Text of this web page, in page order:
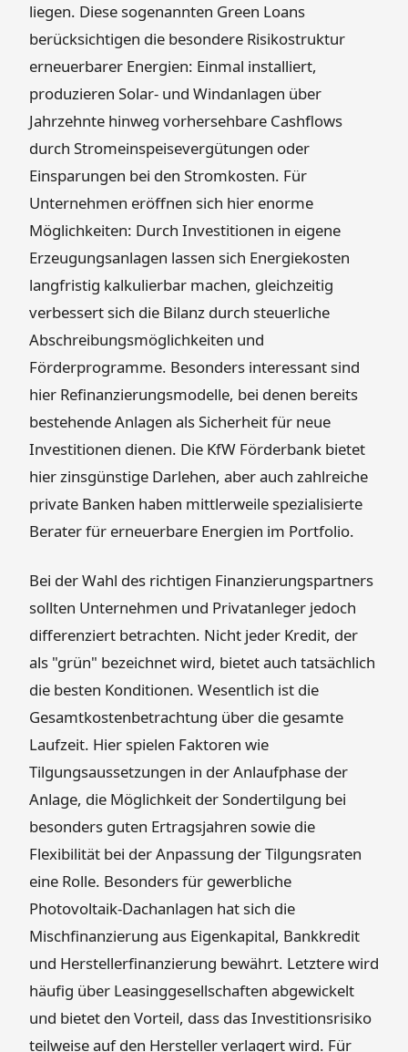
liegen. Diese sogenannten Green Loans
berücksichtigen die besondere Risikostruktur
erneuerbarer Energien: Einmal installiert,
produzieren Solar- und Windanlagen über
Jahrzehnte hinweg vorhersehbare Cashflows
durch Stromeinspeisevergütungen oder
Einsparungen bei den Stromkosten. Für
Unternehmen eröffnen sich hier enorme
Möglichkeiten: Durch Investitionen in eigene
Erzeugungsanlagen lassen sich Energiekosten
langfristig kalkulierbar machen, gleichzeitig
verbessert sich die Bilanz durch steuerliche
Abschreibungsmöglichkeiten und
Förderprogramme. Besonders interessant sind
hier Refinanzierungsmodelle, bei denen bereits
bestehende Anlagen als Sicherheit für neue
Investitionen dienen. Die KfW Förderbank bietet
hier zinsgünstige Darlehen, aber auch zahlreiche
private Banken haben mittlerweile spezialisierte
Berater für erneuerbare Energien im Portfolio.
Bei der Wahl des richtigen Finanzierungspartners
sollten Unternehmen und Privatanleger jedoch
differenziert betrachten. Nicht jeder Kredit, der
als "grün" bezeichnet wird, bietet auch tatsächlich
die besten Konditionen. Wesentlich ist die
Gesamtkostenbetrachtung über die gesamte
Laufzeit. Hier spielen Faktoren wie
Tilgungsaussetzungen in der Anlaufphase der
Anlage, die Möglichkeit der Sondertilgung bei
besonders guten Ertragsjahren sowie die
Flexibilität bei der Anpassung der Tilgungsraten
eine Rolle. Besonders für gewerbliche
Photovoltaik-Dachanlagen hat sich die
Mischfinanzierung aus Eigenkapital, Bankkredit
und Herstellerfinanzierung bewährt. Letztere wird
häufig über Leasinggesellschaften abgewickelt
und bietet den Vorteil, dass das Investitionsrisiko
teilweise auf den Hersteller verlagert wird. Für